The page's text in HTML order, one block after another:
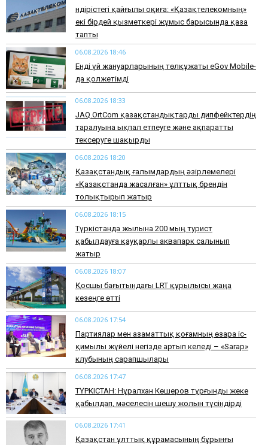
Өндірістегі қайғылы оқиға: «Қазақтелекомның»
екі бірдей қызметкері жұмыс барысында қаза
тапты
06.08.2026 18:46
Енді үй жануарларының төлқұжаты eGov Mobile-
да қолжетімді
06.08.2026 18:33
JAQ.OrtCom қазақстандықтарды дипфейктердің
таралуына ықпал етпеуге және ақпаратты
тексеруге шақырды
06.08.2026 18:20
Қазақстандық ғалымдардың әзірлемелері
«Қазақстанда жасалған» ұлттық брендін
толықтырып жатыр
06.08.2026 18:15
Түркістанда жылына 200 мың турист
қабылдауға қауқарлы аквапарк салынып
жатыр
06.08.2026 18:07
Қосшы бағытындағы LRT құрылысы жаңа
кезеңге өтті
06.08.2026 17:54
Партиялар мен азаматтық қоғамның өзара іс-
қимылы жүйелі негізде артып келеді – «Sarap»
клубының сарапшылары
06.08.2026 17:47
ТҮРКІСТАН: Нұралхан Көшеров тұрғынды жеке
қабылдап, мәселесін шешу жолын түсіндірді
06.08.2026 17:41
Қазақстан ұлттық құрамасының бұрынғы